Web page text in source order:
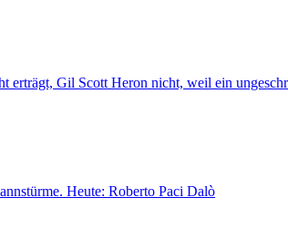
Gil Scott Heron nicht, weil ein
Heute: Roberto Paci Dalò